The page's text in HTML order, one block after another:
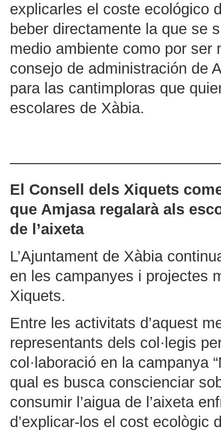
explicarles el coste ecológico
beber directamente la que se
medio ambiente como por
consejo de administración de
para las cantimploras que
escolares de Xàbia.
El Consell dels Xiquets
que Amjasa regalarà als
de l’aixeta
L’Ajuntament de Xàbia
en les campanyes i projectes
Xiquets.
Entre les activitats d’aquest
representants dels col·legis
col·laboració en la campanya
qual es busca conscienciar
consumir l’aigua de l’aixeta
d’explicar-los el cost ecològic